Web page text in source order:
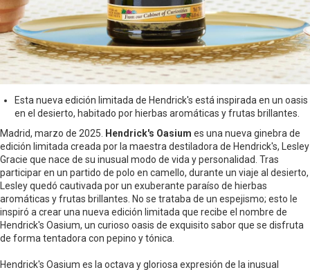
Esta nueva edición limitada de Hendrick's está inspirada en un oasis
en el desierto, habitado por hierbas aromáticas y frutas brillantes.
Madrid, marzo de 2025.
Hendrick's Oasium es una nueva ginebra de
edición limitada creada por la maestra destiladora de Hendrick's, Lesley
Gracie que nace de su inusual modo de vida y personalidad. Tras
participar en un partido de polo en camello, durante un viaje al desierto,
Lesley quedó cautivada por un exuberante paraíso de hierbas
aromáticas y frutas brillantes. No se trataba de un espejismo; esto le
inspiró a crear una nueva edición limitada que recibe el nombre de
Hendrick's Oasium, un curioso oasis de exquisito sabor que se disfruta
de forma tentadora con pepino y tónica.
Hendrick's Oasium es la octava y gloriosa expresión de la inusual